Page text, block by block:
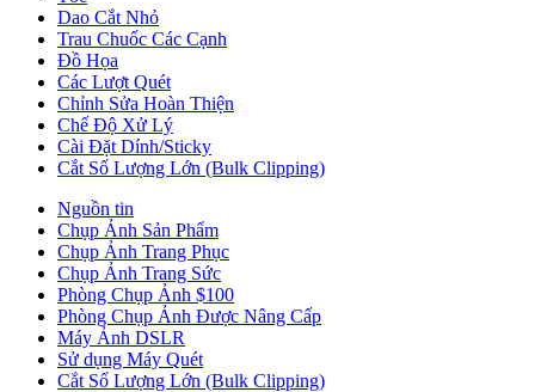
Dao Cắt Nhỏ
Trau Chuốc Các Cạnh
Đồ Họa
Các Lượt Quét
Chỉnh Sửa Hoàn Thiện
Chế Độ Xử Lý
Cài Đặt Dính/Sticky
Cắt Số Lượng Lớn (Bulk Clipping)
Nguồn tin
Chụp Ảnh Sản Phẩm
Chụp Ảnh Trang Phục
Chụp Ảnh Trang Sức
Phòng Chụp Ảnh $100
Phòng Chụp Ảnh Được Nâng Cấp
Máy Ảnh DSLR
Sử dụng Máy Quét
Cắt Số Lượng Lớn (Bulk Clipping)